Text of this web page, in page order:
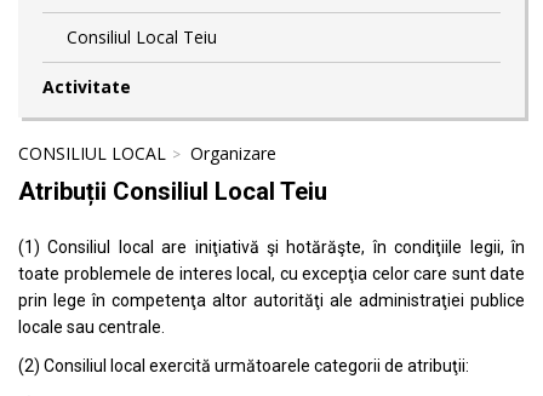
Consiliul Local Teiu
Activitate
CONSILIUL LOCAL Organizare
Atribuții Consiliul Local Teiu
(1) Consiliul local are iniţiativă şi hotărăşte, în condiţiile legii, în
toate problemele de interes local, cu excepţia celor care sunt date
prin lege în competenţa altor autorităţi ale administraţiei publice
locale sau centrale.
(2) Consiliul local exercită următoarele categorii de atribuţii: